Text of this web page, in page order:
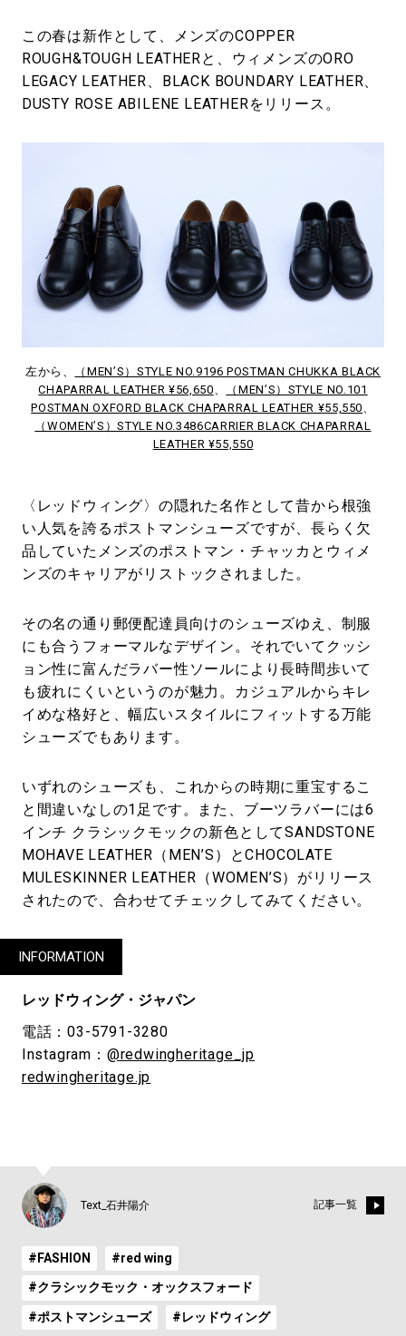
この春は新作として、メンズのCOPPER
ROUGH&TOUGH LEATHERと、ウィメンズのORO
LEGACY LEATHER、BLACK BOUNDARY LEATHER、
DUSTY ROSE ABILENE LEATHERをリリース。
左から、
（MEN’S）STYLE NO.9196 POSTMAN CHUKKA BLACK
CHAPARRAL LEATHER ¥56,650
（MEN’S）STYLE NO.101
POSTMAN OXFORD BLACK CHAPARRAL LEATHER ¥55,550
（WOMEN’S）STYLE NO.3486CARRIER BLACK CHAPARRAL
LEATHER ¥55,550
〈レッドウィング〉の隠れた名作として昔から根強
い人気を誇るポストマンシューズですが、長らく欠
品していたメンズのポストマン・チャッカとウィメ
ンズのキャリアがリストックされました。
その名の通り郵便配達員向けのシューズゆえ、制服
にも合うフォーマルなデザイン。それでいてクッシ
ョン性に富んだラバー性ソールにより長時間歩いて
も疲れにくいというのが魅力。カジュアルからキレ
イめな格好と、幅広いスタイルにフィットする万能
シューズでもあります。
いずれのシューズも、これからの時期に重宝するこ
と間違いなしの1足です。また、ブーツラバーには6
インチ クラシックモックの新色としてSANDSTONE
MOHAVE LEATHER（MEN’S）とCHOCOLATE
MULESKINNER LEATHER（WOMEN’S）がリリース
されたので、合わせてチェックしてみてください。
INFORMATION
レッドウィング・ジャパン
電話：03-5791-3280
Instagram： @redwingheritage_jp
redwingheritage.jp
Text_石井陽介 記事一覧
#FASHION #red wing
#クラシックモック・オックスフォード
#ポストマンシューズ #レッドウィング